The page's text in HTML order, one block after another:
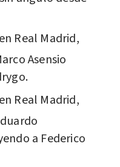
Real Madrid,
Asensio
Real Madrid,
a Federico